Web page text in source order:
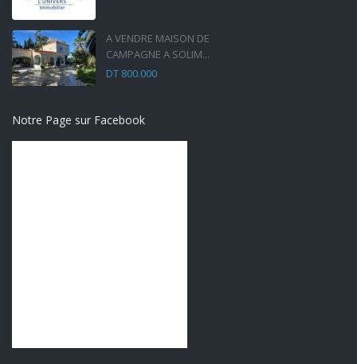
A VENDRE MAISON DE
CAMPAGNE A SOLIM...
DT 800.000
Notre Page sur Facebook